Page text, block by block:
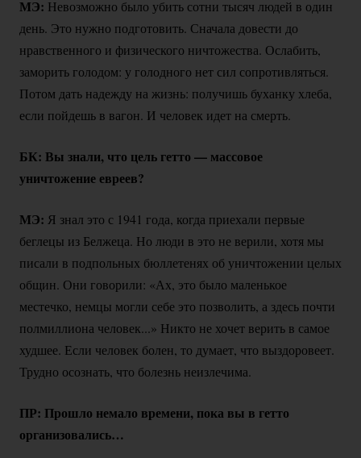
МЭ: Невозможно было убить сотни тысяч людей в один
день. Это нужно подготовить. Сначала довести до
нравственного и физического ничтожества. Ослабить,
заморить голодом: у голодного нет сил сопротивляться.
Потом дать надежду на жизнь: получишь буханку хлеба,
если пойдешь в вагон. И человек идет на смерть.
БК: Вы знали, что цель гетто — массовое
уничтожение евреев?
МЭ: Я знал это с 1941 года, когда приехали первые
беглецы из Белжеца. Но люди в это не верили, хотя мы
писали в подпольных бюллетенях об уничтожении целых
общин. Они говорили: «Ах, это было маленькое
местечко, немцы могли себе это позволить, а здесь почти
полмиллиона человек...» Никто не хочет верить в самое
худшее. Если человек болен, то думает, что выздоровеет.
Трудно осознать, что болезнь неизлечима.
ПР: Прошло немало времени, пока вы в гетто
организовались…